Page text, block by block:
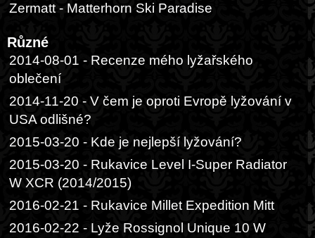
Zermatt - Matterhorn Ski Paradise
Různé
2014-08-01 - Recenze mého lyžařského
oblečení
2014-11-20 - V čem je oproti Evropě lyžování v
USA odlišné?
2015-03-20 - Kde je nejlepší lyžování?
2015-03-20 - Rukavice Level I-Super Radiator
W XCR (2014/2015)
2016-02-21 - Rukavice Millet Expedition Mitt
2016-02-22 - Lyže Rossignol Unique 10 W